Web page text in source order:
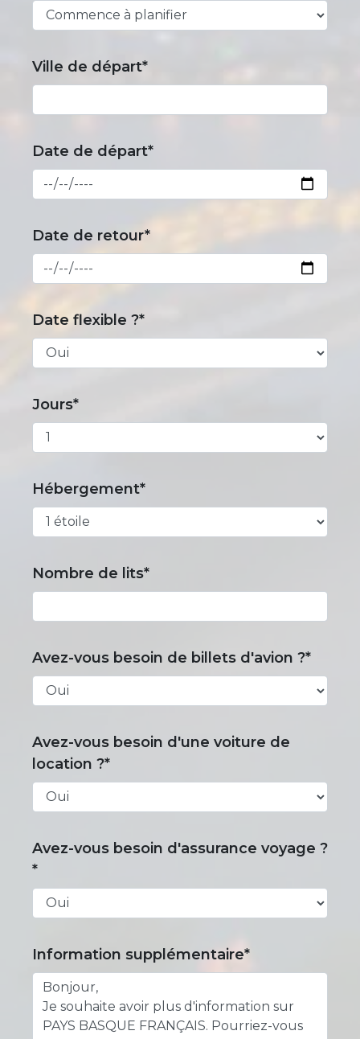
Ville de départ*
Date de départ*
Date de retour*
Date flexible ?*
Jours*
Hébergement*
Nombre de lits*
Avez-vous besoin de billets d'avion ?*
Avez-vous besoin d'une voiture de
location ?*
Avez-vous besoin d'assurance voyage ?
*
Information supplémentaire*